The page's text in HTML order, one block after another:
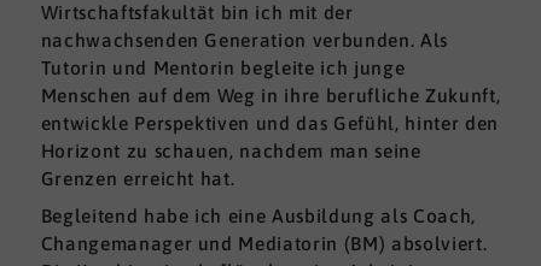
Wirtschaftsfakultät bin ich mit der
nachwachsenden Generation verbunden. Als
Tutorin und Mentorin begleite ich junge
Menschen auf dem Weg in ihre berufliche Zukunft,
entwickle Perspektiven und das Gefühl, hinter den
Horizont zu schauen, nachdem man seine
Grenzen erreicht hat.
Begleitend habe ich eine Ausbildung als Coach,
Changemanager und Mediatorin (BM) absolviert.